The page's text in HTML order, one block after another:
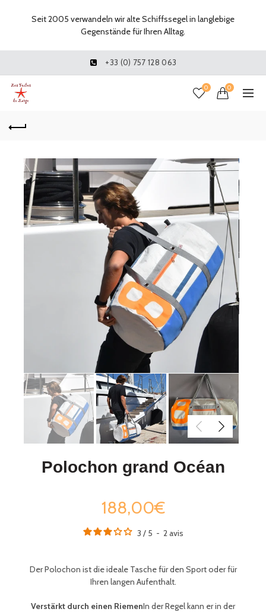
+33 (0) 757 128 063
0 0
Polochon grand Océan
188,00€
3 / 5 - 2avis
Der Polochon ist die ideale Tasche für den Sport oder für
Ihren langen Aufenthalt.
Verstärkt durch einen RiemenIn der Regel kann er in der
Seit 2005 verwandeln wir alte Schiffssegel in langlebige
Gegenstände für Ihren Alltag.